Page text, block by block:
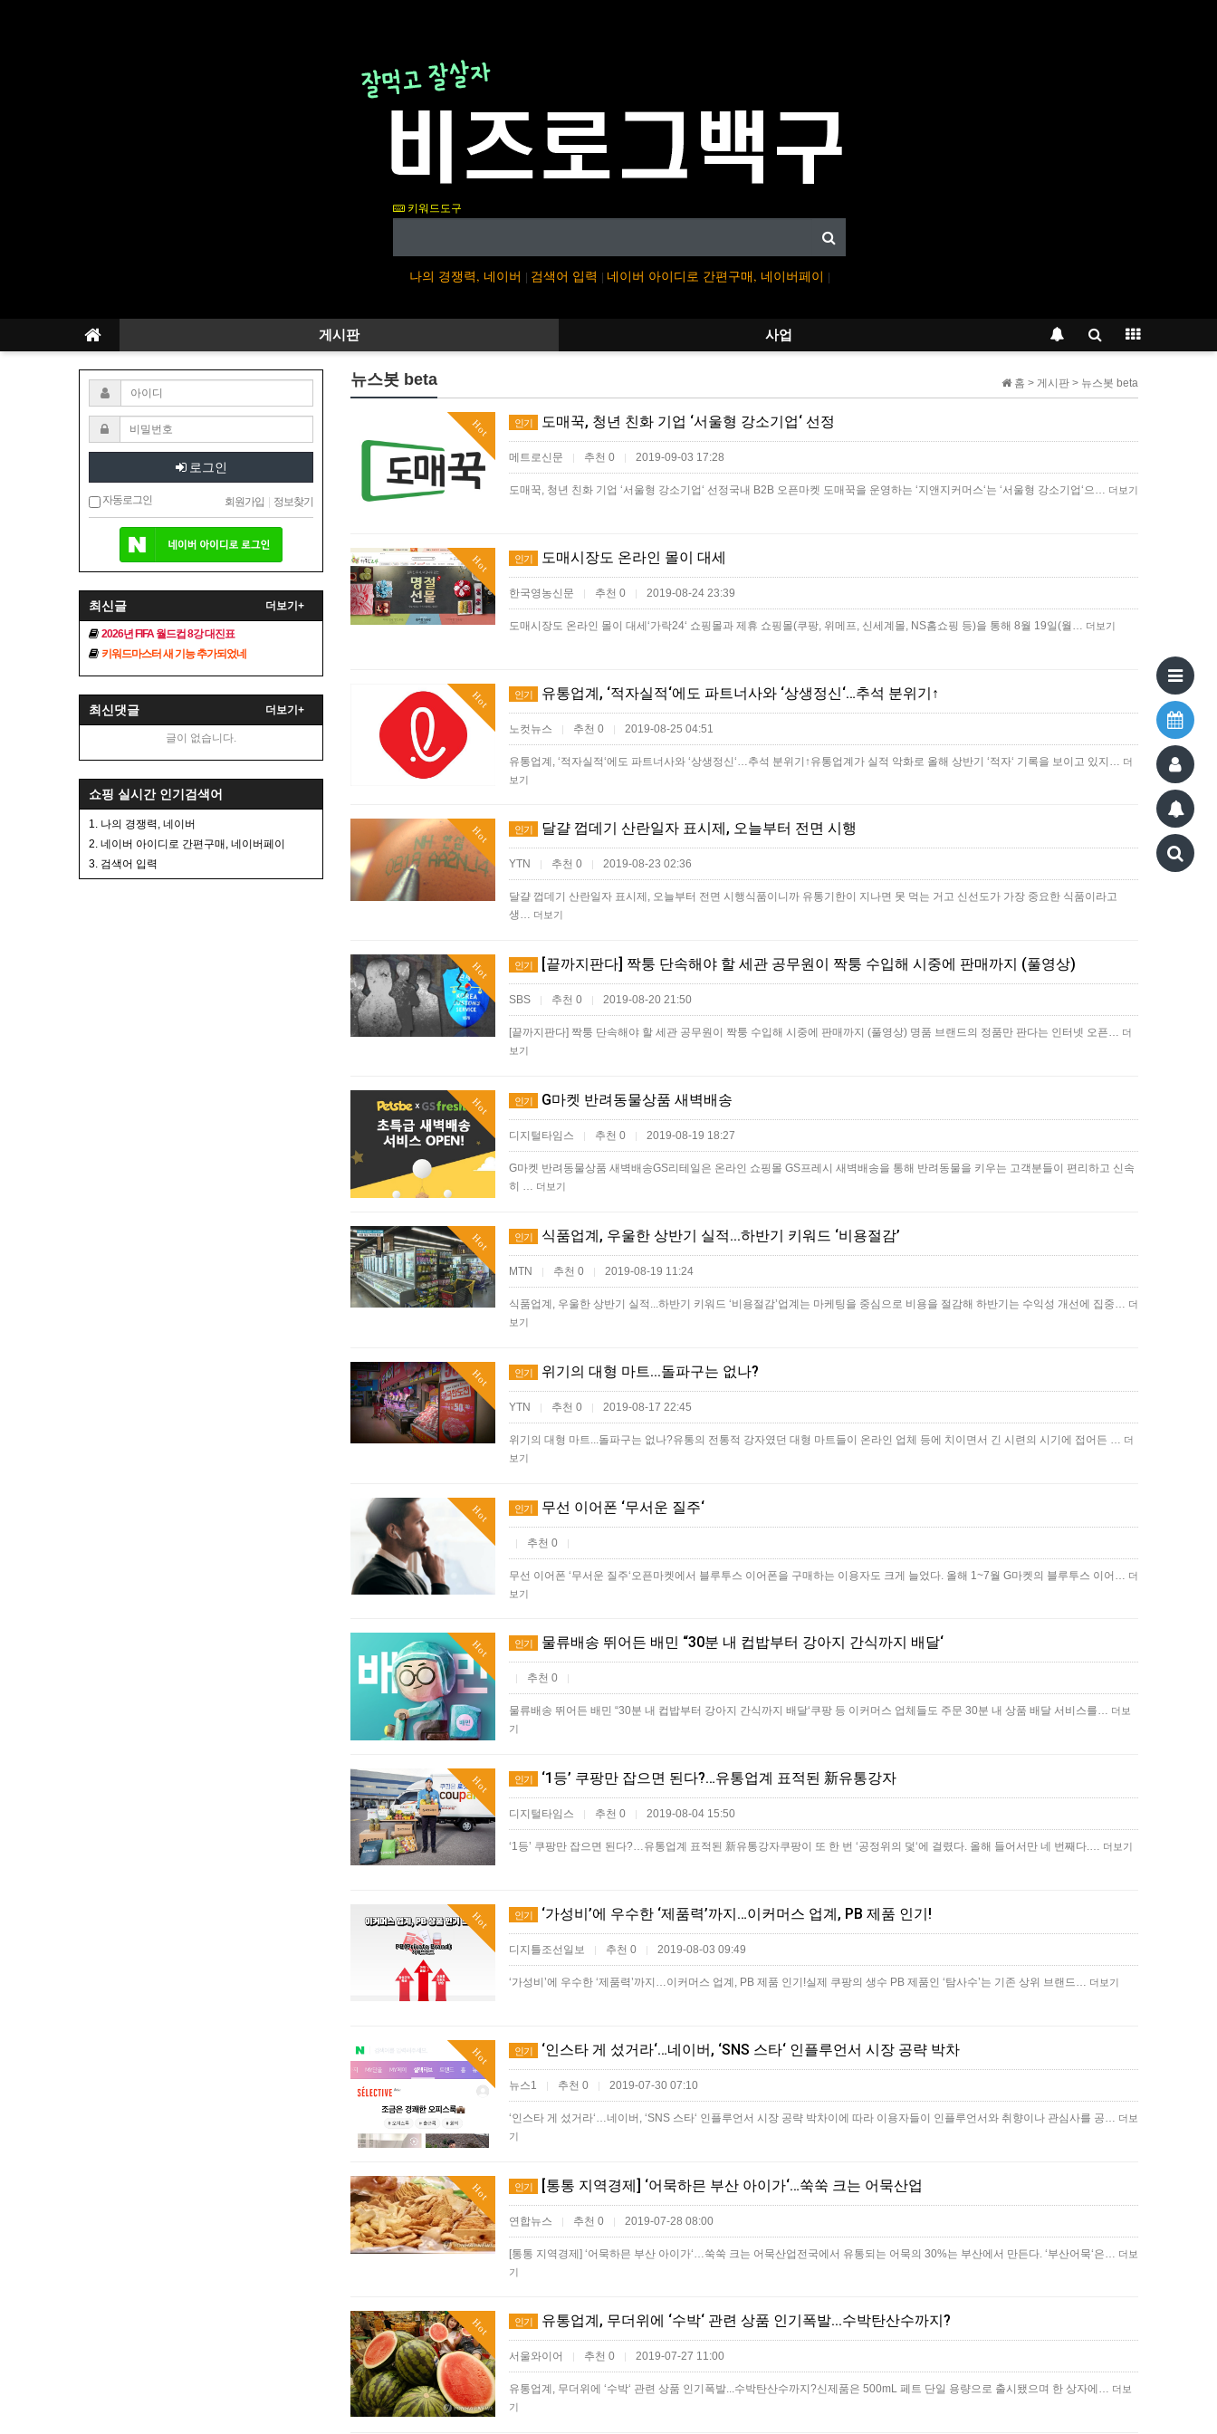
키워드도구
나의 경쟁력, 네이버 | 검색어 입력 | 네이버 아이디로 간편구매, 네이버페이 |
게시판 사업
홈 > 게시판 > 뉴스봇 beta
뉴스봇 beta
Hot 인기 도매꾹, 청년 친화 기업 ‘서울형 강소기업‘ 선정
메트로신문 | 추천 0 | 2019-09-03 17:28
도매꾹, 청년 친화 기업 ‘서울형 강소기업‘ 선정국내 B2B 오픈마켓 도매꾹을 운영하는 ‘지앤지커머스‘는 ‘서울형 강소기업‘으… 더보기
Hot 인기 도매시장도 온라인 몰이 대세
한국영농신문 | 추천 0 | 2019-08-24 23:39
도매시장도 온라인 몰이 대세‘가락24‘ 쇼핑몰과 제휴 쇼핑몰(쿠팡, 위메프, 신세계몰, NS홈쇼핑 등)을 통해 8월 19일(월… 더보기
Hot 인기 유통업계, ‘적자실적‘에도 파트너사와 ‘상생정신‘…추석 분위기↑
노컷뉴스 | 추천 0 | 2019-08-25 04:51
유통업계, ‘적자실적‘에도 파트너사와 ‘상생정신‘…추석 분위기↑유통업계가 실적 악화로 올해 상반기 ‘적자‘ 기록을 보이고 있지…
더
보기
Hot 인기 달걀 껍데기 산란일자 표시제, 오늘부터 전면 시행
YTN 추천 0 2019-08-23 02:36
달걀 껍데기 산란일자 표시제, 오늘부터 전면 시행식품이니까 유통기한이 지나면 못 먹는 거고 신선도가 가장 중요한 식품이라고
생… 더보기
Hot 인기 [끝까지판다] 짝퉁 단속해야 할 세관 공무원이 짝퉁 수입해 시중에 판매까지 (풀영상)
SBS 추천 0 2019-08-20 21:50
[끝까지판다] 짝퉁 단속해야 할 세관 공무원이 짝퉁 수입해 시중에 판매까지 (풀영상) 명품 브랜드의 정품만 판다는 인터넷 오픈… 더
보기
Hot 인기 G마켓 반려동물상품 새벽배송
디지털타임스 | 추천 0 | 2019-08-19 18:27
G마켓 반려동물상품 새벽배송GS리테일은 온라인 쇼핑몰 GS프레시 새벽배송을 통해 반려동물을 키우는 고객분들이 편리하고 신속
히 … 더보기
Hot 인기 식품업계, 우울한 상반기 실적...하반기 키워드 ‘비용절감’
MTN | 추천 0 | 2019-08-19 11:24
식품업계, 우울한 상반기 실적...하반기 키워드 ‘비용절감’업계는 마케팅을 중심으로 비용을 절감해 하반기는 수익성 개선에 집중… 더
보기
Hot 인기 위기의 대형 마트...돌파구는 없나?
YTN | 추천 0 | 2019-08-17 22:45
위기의 대형 마트...돌파구는 없나?유통의 전통적 강자였던 대형 마트들이 온라인 업체 등에 치이면서 긴 시련의 시기에 접어든 …
더
보기
Hot 인기 무선 이어폰 ‘무서운 질주‘
| 추천 0 |
무선 이어폰 ‘무서운 질주‘오픈마켓에서 블루투스 이어폰을 구매하는 이용자도 크게 늘었다. 올해 1~7월 G마켓의 블루투스 이어…
더
보기
Hot 인기 물류배송 뛰어든 배민 “30분 내 컵밥부터 강아지 간식까지 배달‘
추천 0
물류배송 뛰어든 배민 “30분 내 컵밥부터 강아지 간식까지 배달‘쿠팡 등 이커머스 업체들도 주문 30분 내 상품 배달 서비스를… 더보
기
Hot 인기 ‘1등’ 쿠팡만 잡으면 된다?…유통업계 표적된 新유통강자
디지털타임스 | 추천 0 | 2019-08-04 15:50
‘1등’ 쿠팡만 잡으면 된다?…유통업계 표적된 新유통강자쿠팡이 또 한 번 ‘공정위의 덫‘에 걸렸다. 올해 들어서만 네 번째다.… 더보기
Hot 인기 ‘가성비’에 우수한 ‘제품력’까지…이커머스 업계, PB 제품 인기!
디지틀조선일보 | 추천 0 | 2019-08-03 09:49
‘가성비’에 우수한 ‘제품력’까지…이커머스 업계, PB 제품 인기!실제 쿠팡의 생수 PB 제품인 ‘탐사수’는 기존 상위 브랜드… 더보기
Hot 인기 ‘인스타 게 섰거라‘…네이버, ‘SNS 스타‘ 인플루언서 시장 공략 박차
뉴스1 | 추천 0 | 2019-07-30 07:10
‘인스타 게 섰거라‘…네이버, ‘SNS 스타‘ 인플루언서 시장 공략 박차이에 따라 이용자들이 인플루언서와 취향이나 관심사를 공…
더보
기
Hot 인기 [통통 지역경제] ‘어묵하믄 부산 아이가‘…쑥쑥 크는 어묵산업
연합뉴스 | 추천 0 | 2019-07-28 08:00
[통통 지역경제] ‘어묵하믄 부산 아이가‘…쑥쑥 크는 어묵산업전국에서 유통되는 어묵의 30%는 부산에서 만든다. ‘부산어묵‘은…
더보
기
Hot 인기 유통업계, 무더위에 ‘수박‘ 관련 상품 인기폭발...수박탄산수까지?
서울와이어 추천 0 2019-07-27 11:00
유통업계, 무더위에 ‘수박‘ 관련 상품 인기폭발...수박탄산수까지?신제품은 500mL 페트 단일 용량으로 출시됐으며 한 상자에… 더보
기
로그인
자동로그인 회원가입 정보찾기
최신글 더보기+
2026년 FIFA 월드컵 8강 대진표
키워드마스터 새 기능 추가되었네
최신댓글 더보기+
글이 없습니다.
쇼핑 실시간 인기검색어
1. 나의 경쟁력, 네이버
2. 네이버 아이디로 간편구매, 네이버페이
3. 검색어 입력